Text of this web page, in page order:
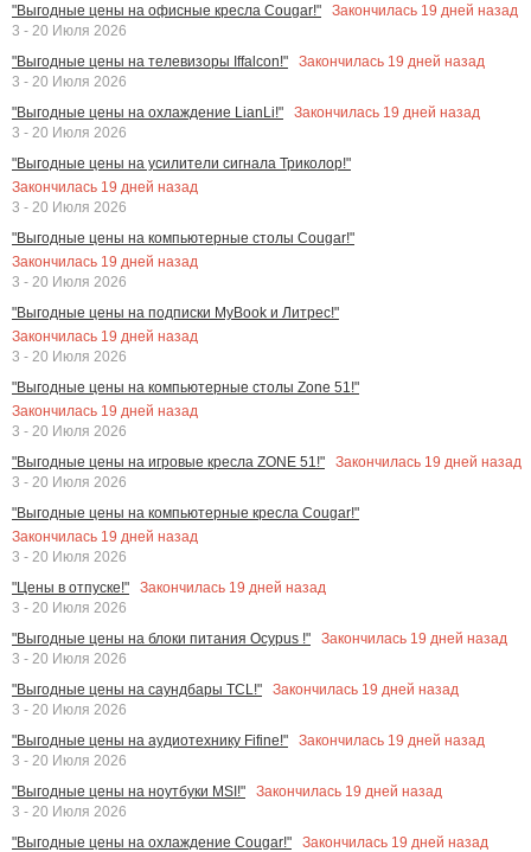
"Выгодные цены на офисные кресла Cougar!" Закончилась 19 дней назад
3 - 20 Июля 2026
"Выгодные цены на телевизоры Iffalcon!"
Закончилась 19 дней назад
3 - 20 Июля 2026
"Выгодные цены на охлаждение LianLi!"
Закончилась 19 дней назад
3 - 20 Июля 2026
"Выгодные цены на усилители сигнала Триколор!"
Закончилась 19 дней назад
3 - 20 Июля 2026
"Выгодные цены на компьютерные столы Cougar!"
Закончилась 19 дней назад
3 - 20 Июля 2026
"Выгодные цены на подписки MyBook и Литрес!"
Закончилась 19 дней назад
3 - 20 Июля 2026
"Выгодные цены на компьютерные столы Zone 51!"
Закончилась 19 дней назад
3 - 20 Июля 2026
"Выгодные цены на игровые кресла ZONE 51!"
Закончилась 19 дней назад
3 - 20 Июля 2026
"Выгодные цены на компьютерные кресла Cougar!"
Закончилась 19 дней назад
3 - 20 Июля 2026
"Цены в отпуске!"
Закончилась 19 дней назад
3 - 20 Июля 2026
"Выгодные цены на блоки питания Ocypus !"
Закончилась 19 дней назад
3 - 20 Июля 2026
"Выгодные цены на саундбары TCL!"
Закончилась 19 дней назад
3 - 20 Июля 2026
"Выгодные цены на аудиотехнику Fifine!"
Закончилась 19 дней назад
3 - 20 Июля 2026
"Выгодные цены на ноутбуки MSI!"
Закончилась 19 дней назад
3 - 20 Июля 2026
"Выгодные цены на охлаждение Cougar!"
Закончилась 19 дней назад